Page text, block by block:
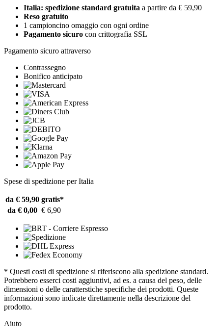
Italia: spedizione standard gratuita a partire da € 59,90
Reso gratuito
1 campioncino omaggio con ogni ordine
Pagamento sicuro con crittografia SSL
Pagamento sicuro attraverso
Contrassegno
Bonifico anticipato
Spese di spedizione per Italia
da € 59,90 gratis*
da € 0,00 € 6,90
* Questi costi di spedizione si riferiscono alla spedizione standard.
Potrebbero esserci costi aggiuntivi, ad es. a causa del peso, delle
dimensioni o delle caratterstiche specifiche dei prodotti. Queste
informazioni sono indicate direttamente nella descrizione del
prodotto.
Aiuto